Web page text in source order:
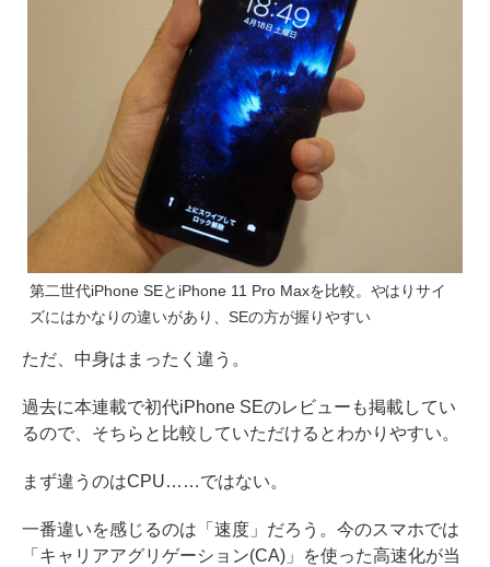
第二世代iPhone SEとiPhone 11 Pro Maxを比較。やはりサイ
ズにはかなりの違いがあり、SEの方が握りやすい
ただ、中身はまったく違う。
過去に本連載で初代iPhone SEのレビューも掲載してい
るので、そちらと比較していただけるとわかりやすい。
まず違うのはCPU……ではない。
一番違いを感じるのは「速度」だろう。今のスマホでは
「キャリアアグリゲーション(CA)」を使った高速化が当